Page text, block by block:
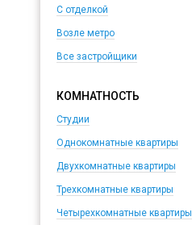
С отделкой
Возле метро
Все застройщики
КОМНАТНОСТЬ
Студии
Однокомнатные квартиры
Двухкомнатные квартиры
Трехкомнатные квартиры
Четырехкомнатные квартиры